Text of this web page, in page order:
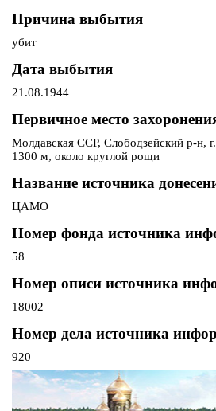
Причина выбытия
убит
Дата выбытия
21.08.1944
Первичное место
Молдавская ССР, Слободзейский р-н,
1300 м, около круглой рощи
Название источника
ЦАМО
Номер фонда источника
58
Номер описи источника
18002
Номер дела источника
920